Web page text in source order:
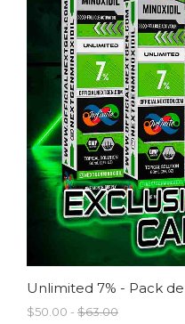
$50.00 - $63.00